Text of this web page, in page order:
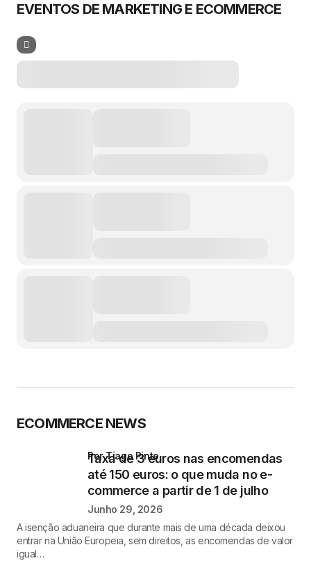
EVENTOS DE MARKETING E ECOMMERCE
ECOMMERCE NEWS
Taxa de 3 euros nas encomendas
até 150 euros: o que muda no e-
commerce a partir de 1 de julho
por Tiago Pinto
Junho 29, 2026
A isenção aduaneira que durante mais de uma década deixou
entrar na União Europeia, sem direitos, as encomendas de valor
igual…